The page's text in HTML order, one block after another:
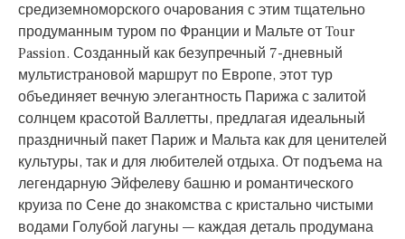
средиземноморского очарования с этим тщательно
продуманным туром по Франции и Мальте от Tour
Passion. Созданный как безупречный 7-дневный
мультистрановой маршрут по Европе, этот тур
объединяет вечную элегантность Парижа с залитой
солнцем красотой Валлетты, предлагая идеальный
праздничный пакет Париж и Мальта как для ценителей
культуры, так и для любителей отдыха. От подъема на
легендарную Эйфелеву башню и романтического
круиза по Сене до знакомства с кристально чистыми
водами Голубой лагуны — каждая деталь продумана